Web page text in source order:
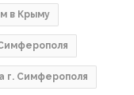
в Крыму
г. Симферополя